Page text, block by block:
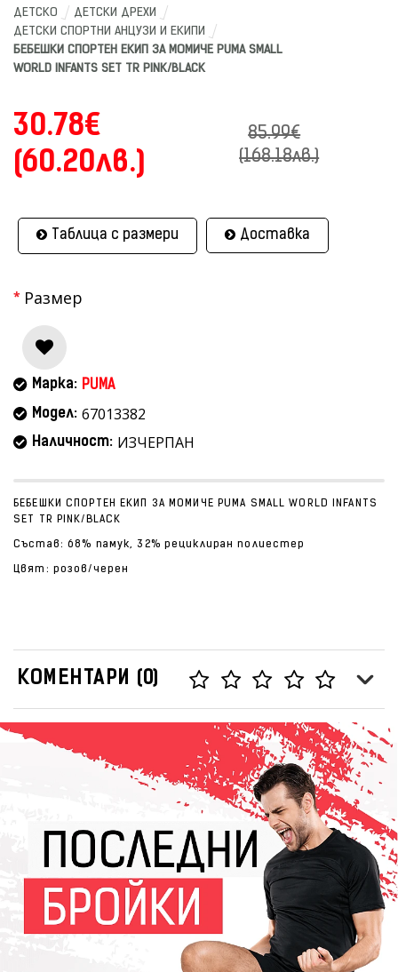
ДЕТСКО
ДЕТСКИ ДРЕХИ
ДЕТСКИ СПОРТНИ АНЦУЗИ И ЕКИПИ
БЕБЕШКИ СПОРТЕН ЕКИП ЗА МОМИЧЕ PUMA SMALL
WORLD INFANTS SET TR PINK/BLACK
30.78€
(60.20лв.)
85.99€
(168.18лв.)
Таблица с размери Доставка
Размер
Марка: PUMA
Модел: 67013382
Наличност: ИЗЧЕРПАН
БЕБЕШКИ СПОРТЕН ЕКИП ЗА МОМИЧЕ PUMA SMALL WORLD INFANTS
SET TR PINK/BLACK
Състав: 68% памук, 32% рециклиран полиестер
Цвят: розов/черен
КОМЕНТАРИ (0)